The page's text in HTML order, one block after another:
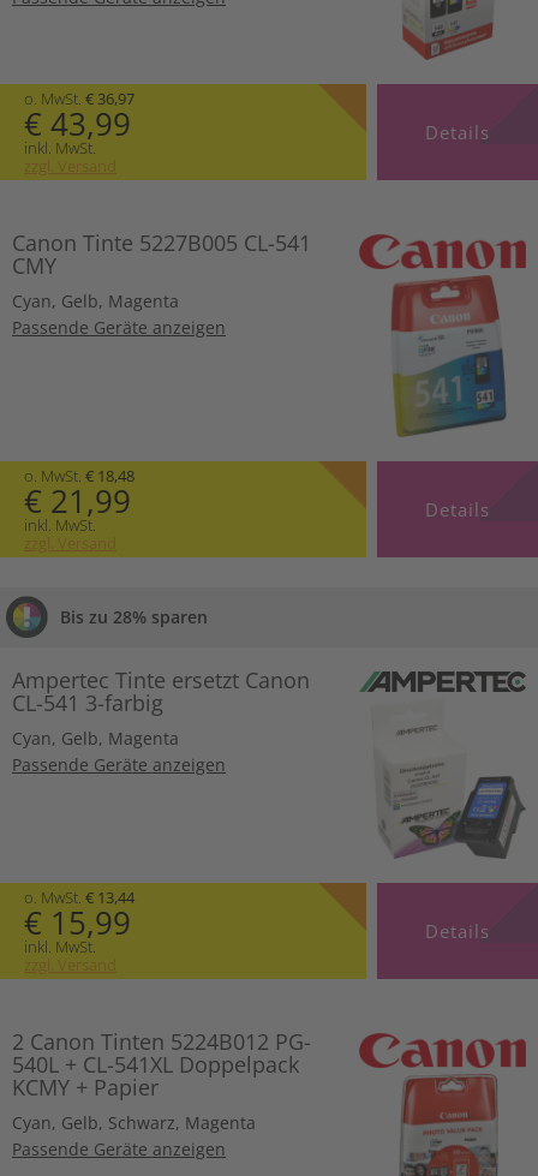
o. MwSt. € 36,97
€ 43,99
inkl. MwSt.
zzgl. Versand
Details
Canon Tinte 5227B005 CL-541
CMY
Cyan, Gelb, Magenta
Passende Geräte anzeigen
o. MwSt. € 18,48
€ 21,99
inkl. MwSt.
zzgl. Versand
Details
Bis zu 28% sparen
Ampertec Tinte ersetzt Canon
CL-541 3-farbig
Cyan, Gelb, Magenta
Passende Geräte anzeigen
o. MwSt. € 13,44
€ 15,99
inkl. MwSt.
zzgl. Versand
Details
2 Canon Tinten 5224B012 PG-
540L + CL-541XL Doppelpack
KCMY + Papier
Cyan, Gelb, Schwarz, Magenta
Passende Geräte anzeigen